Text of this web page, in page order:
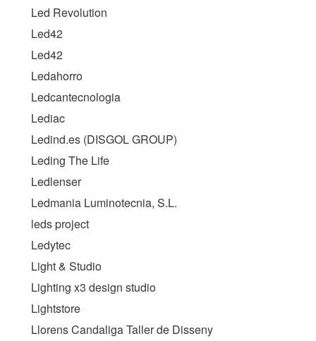
Led Revolution
Led42
Led42
Ledahorro
Ledcantecnologia
Lediac
Ledind.es (DISGOL GROUP)
Leding The Life
Ledlenser
Ledmania Luminotecnia, S.L.
leds project
Ledytec
Light & Studio
Lighting x3 design studio
Lightstore
Llorens Candaliga Taller de Disseny